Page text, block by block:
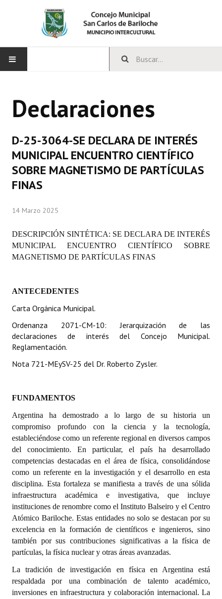
CONCEJO
Integrantes del Concejo
Comisiones Permanentes
Comisiones Especiales
Concejales Mandato Cumplido
Programas
LEGISLACIÓN
Reglamento Interno
DOCUMENTOS
Informes de Gestión
Dictámenes Asesoría Letrada
Actas de Sesión
Informes de Unidad Coordinadora
Ejecución Presupuestaria
Actas de Audiencias Públicas
NORMATIVA
Comunicaciones
Declaraciones
D-25-3064-SE DECLARA DE INTERÉS
MUNICIPAL ENCUENTRO CIENTÍFICO
SOBRE MAGNETISMO DE PARTÍCULAS
FINAS
14 Marzo 2025
DESCRIPCIÓN SINTÉTICA: SE DECLARA DE INTERÉS
MUNICIPAL ENCUENTRO CIENTÍFICO SOBRE
MAGNETISMO DE PARTÍCULAS FINAS
ANTECEDENTES
Carta Orgánica Municipal.
Ordenanza 2071-CM-10: Jerarquización de las
declaraciones de interés del Concejo Municipal.
Reglamentación.
Nota 721-MEySV-25 del Dr. Roberto Zysler.
FUNDAMENTOS
Argentina ha demostrado a lo largo de su historia un
compromiso profundo con la ciencia y la tecnología,
estableciéndose como un referente regional en diversos campos
del conocimiento. En particular, el país ha desarrollado
competencias destacadas en el área de física, consolidándose
como un referente en la investigación y el desarrollo en esta
disciplina. Esta fortaleza se manifiesta a través de una sólida
infraestructura académica e investigativa, que incluye
instituciones de renombre como el Instituto Balseiro y el Centro
Atómico Bariloche. Estas entidades no solo se destacan por su
excelencia en la formación de científicos e ingenieros, sino
también por sus contribuciones significativas a la física de
partículas, la física nuclear y otras áreas avanzadas.
La tradición de investigación en física en Argentina está
respaldada por una combinación de talento académico,
inversiones en infraestructura y colaboración internacional. La